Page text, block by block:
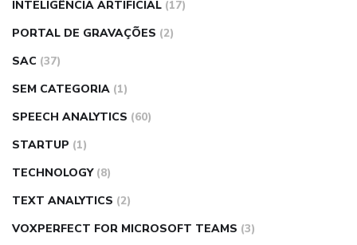
INTELIGÊNCIA ARTIFICIAL (17)
PORTAL DE GRAVAÇÕES (2)
SAC (37)
SEM CATEGORIA (1)
SPEECH ANALYTICS (60)
STARTUP (1)
TECHNOLOGY (8)
TEXT ANALYTICS (2)
VOXPERFECT FOR MICROSOFT TEAMS (3)